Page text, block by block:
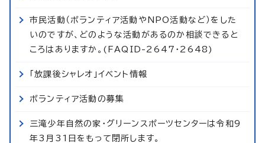
市民活動（ボランティア活動やNPO活動など）をした
いのですが、どのような活動があるのか相談できると
ころはありますか。(FAQID-2647・2648)
「放課後シャレオ」イベント情報
ボランティア活動の募集
三滝少年自然の家・グリーンスポーツセンターは令和9
年3月31日をもって閉所します。